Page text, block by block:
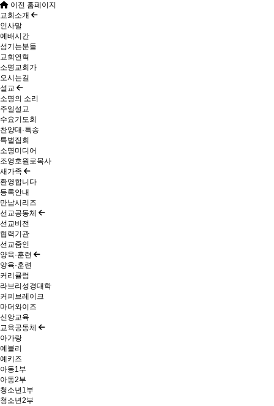
이전 홈페이지
교회소개
인사말
예배시간
섬기는분들
교회연혁
소명교회가
오시는길
설교
소명의 소리
주일설교
수요기도회
찬양대·특송
특별집회
소명미디어
조영호원로목사
새가족
환영합니다
등록안내
만남시리즈
선교공동체
선교비전
협력기관
선교줌인
양육·훈련
양육·훈련
커리큘럼
라브리성경대학
커피브레이크
마더와이즈
신앙교육
교육공동체
아가랑
예블리
예키즈
아동1부
아동2부
청소년1부
청소년2부